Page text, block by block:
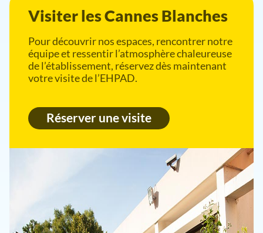
Visiter les Cannes Blanches
Pour découvrir nos espaces, rencontrer notre
équipe et ressentir l’atmosphère chaleureuse
de l’établissement, réservez dès maintenant
votre visite de l’EHPAD.
Réserver une visite